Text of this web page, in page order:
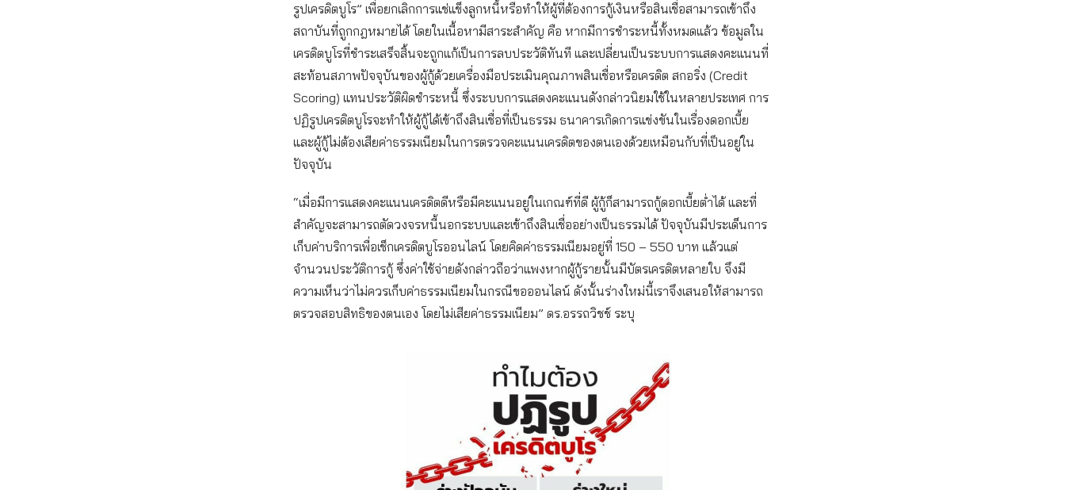
รูปเครดิตบูโร” เพื่อยกเลิกการแช่แข็งลูกหนี้หรือทำให้ผู้ที่ต้องการกู้เงินหรือสินเชื่อสามารถเข้าถึง
สถาบันที่ถูกกฎหมายได้ โดยในเนื้อหามีสาระสำคัญ คือ หากมีการชำระหนี้ทั้งหมดแล้ว ข้อมูลใน
เครดิตบูโรที่ชำระเสร็จสิ้นจะถูกแก้เป็นการลบประวัติทันที และเปลี่ยนเป็นระบบการแสดงคะแนนที่
สะท้อนสภาพปัจจุบันของผู้กู้ด้วยเครื่องมือประเมินคุณภาพสินเชื่อหรือเครดิต สกอริ่ง (Credit
Scoring) แทนประวัติผิดชำระหนี้ ซึ่งระบบการแสดงคะแนนดังกล่าวนิยมใช้ในหลายประเทศ การ
ปฏิรูปเครดิตบูโรจะทำให้ผู้กู้ได้เข้าถึงสินเชื่อที่เป็นธรรม ธนาคารเกิดการแข่งขันในเรื่องดอกเบี้ย
และผู้กู้ไม่ต้องเสียค่าธรรมเนียมในการตรวจคะแนนเครดิตของตนเองด้วยเหมือนกับที่เป็นอยู่ใน
ปัจจุบัน
“เมื่อมีการแสดงคะแนนเครดิตดีหรือมีคะแนนอยู่ในเกณฑ์ที่ดี ผู้กู้ก็สามารถกู้ดอกเบี้ยต่ำได้ และที่
สำคัญจะสามารถตัดวงจรหนี้นอกระบบและเข้าถึงสินเชื่ออย่างเป็นธรรมได้ ปัจจุบันมีประเด็นการ
เก็บค่าบริการเพื่อเช็กเครดิตบูโรออนไลน์ โดยคิดค่าธรรมเนียมอยู่ที่ 150 – 550 บาท แล้วแต่
จำนวนประวัติการกู้ ซึ่งค่าใช้จ่ายดังกล่าวถือว่าแพงหากผู้กู้รายนั้นมีบัตรเครดิตหลายใบ จึงมี
ความเห็นว่าไม่ควรเก็บค่าธรรมเนียมในกรณีขอออนไลน์ ดังนั้นร่างใหม่นี้เราจึงเสนอให้สามารถ
ตรวจสอบสิทธิของตนเอง โดยไม่เสียค่าธรรมเนียม” ดร.อรรถวิชช์ ระบุ